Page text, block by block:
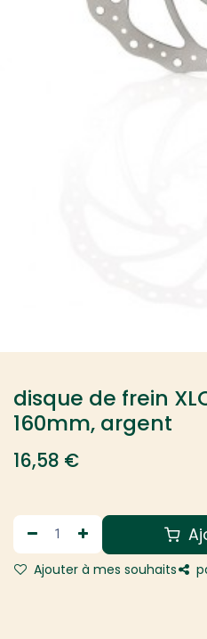
disque de frein
160mm, argent
16,58 €
Ajouter à mes souhaits